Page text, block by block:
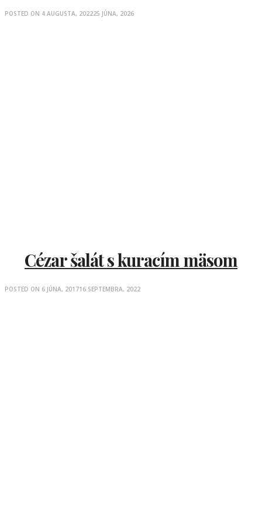
POSTED ON 4 AUGUSTA, 202225 JÚNA, 2026
Cézar šalát s kuracím mäsom
POSTED ON 6 JÚNA, 201716 SEPTEMBRA, 2022